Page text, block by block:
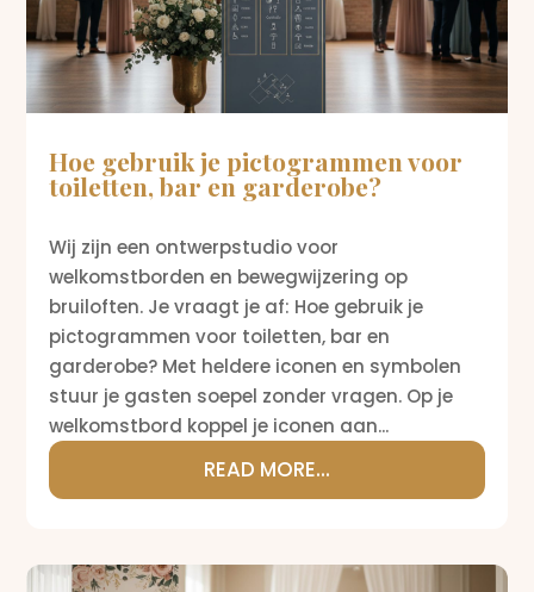
Hoe gebruik je pictogrammen voor
toiletten, bar en garderobe?
Wij zijn een ontwerpstudio voor
welkomstborden en bewegwijzering op
bruiloften. Je vraagt je af: Hoe gebruik je
pictogrammen voor toiletten, bar en
garderobe? Met heldere iconen en symbolen
stuur je gasten soepel zonder vragen. Op je
welkomstbord koppel je iconen aan...
READ MORE...